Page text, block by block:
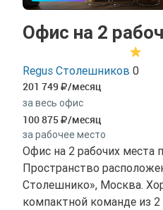
Офис на 2
Regus Столешников 0
201 749 /месяц
за весь офис
100 875 /месяц
за рабочее место
Офис на 2 рабочих места
Пространство
Столешнико», Москва.
компактной команде из